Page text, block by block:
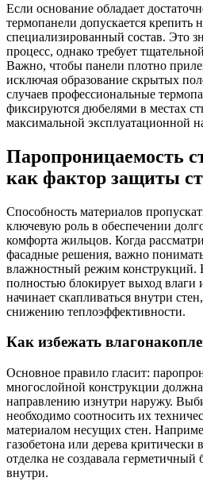
Если основание обладает
термопанели допускается крепить
специализированный состав. Это
процесс, однако требует
Важно, чтобы панели плотно
исключая образование скрытых
случаев профессиональные
фиксируются дюбелями в местах
максимальной эксплуатационной
Паропроницаемость
как фактор защиты
Способность материалов
ключевую роль в обеспечении
комфорта жильцов. Когда
фасадные решения, важно
влажностный режим конструкций.
полностью блокирует выход влаги
начинает скапливаться внутри
снижению теплоэффективности.
Как избежать
Основное правило гласит:
многослойной конструкции
направлению изнутри наружу.
необходимо соотносить их
материалом несущих стен.
газобетона или дерева
отделка не создавала
внутри.